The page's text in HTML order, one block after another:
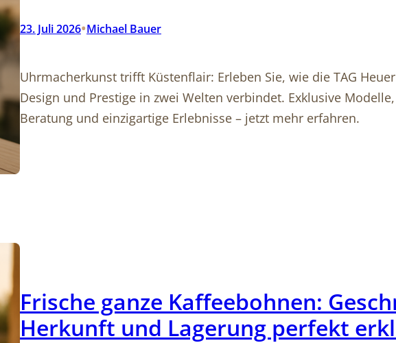
23. Juli 2026•Michael Bauer
Uhrmacherkunst trifft Küstenflair: Erleben Sie, wie die TAG
Design und Prestige in zwei Welten verbindet. Exklusive
Beratung und einzigartige Erlebnisse – jetzt mehr erfahren.
Frische ganze Kaffeebohnen:
Herkunft und Lagerung perfekt